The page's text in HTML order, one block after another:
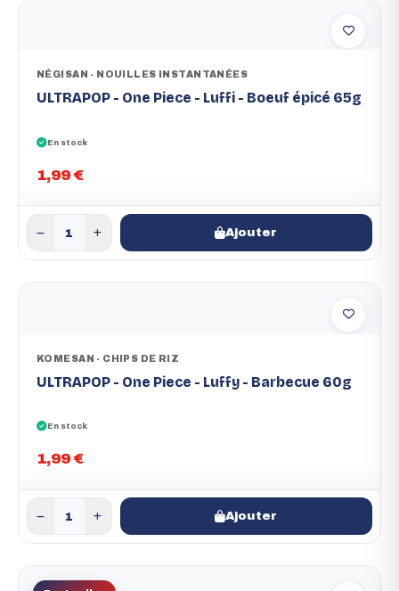
NÉGISAN - NOUILLES INSTANTANÉES
ULTRAPOP - One Piece - Luffi - Boeuf épicé 65g
En stock
1,99 €
Ajouter
KOMESAN - CHIPS DE RIZ
ULTRAPOP - One Piece - Luffy - Barbecue 60g
En stock
1,99 €
Ajouter